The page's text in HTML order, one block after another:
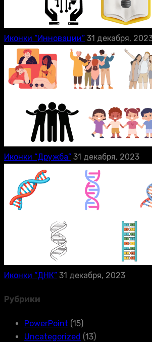
Иконки “Инновации” 31 декабря,
Иконки “Дружба” 31 декабря, 2023
Иконки “ДНК” 31 декабря, 2023
Рубрики
PowerPoint (15)
Uncategorized (13)